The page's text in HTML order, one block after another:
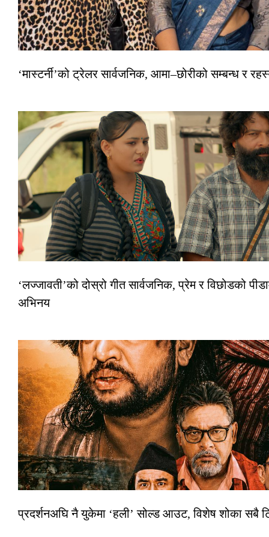
‘मास्टर्नी’को ट्रेलर सार्वजनिक, आमा–छोरीको सम्बन्ध र
‘लज्जावती’को दोस्रो गीत सार्वजनिक, प्रेम र विछोडको
अभिनय
प्रदर्शनअघि नै युकेमा ‘हली’ सोल्ड आउट, विशेष शोका सबै